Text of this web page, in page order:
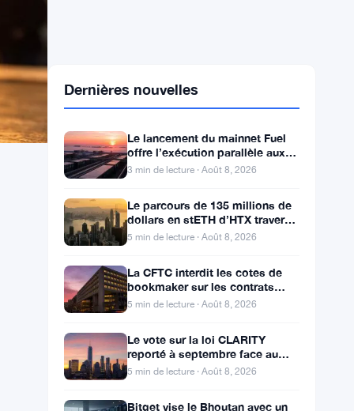
Le lancement du mainnet Fuel
développeurs d’Ethereum
3 min de lecture · Août 8, 2026
Le parcours de 135 millions de
des adresses Poloniex
5 min de lecture · Août 8, 2026